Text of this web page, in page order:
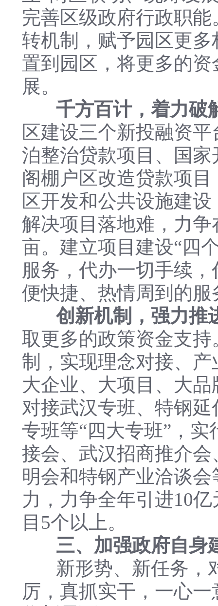
完善区级政府行政职
转机制，赋予园区更
置到园区，将更多的
展。
千方百计，着力破
区建设三个新投融资
泊整治贷款项目、国
阁棚户区改造贷款项
区开发和公共设施建
解决项目落地难，力
亩。建立项目建设“四
服务，代办一切手续
便快捷、热情周到的服
创新机制，强力推
取更多的政策资金支
制，实现理念对接、
大企业、大项目、大
对接武汉专班、特钢
专班等“四大专班”，
接会、武汉招商推介
明会和特钢产业洽谈
力，力争全年引进10
目5个以上。
三、加强政府自身
新形势、新任务，
厉，真抓实干，一心